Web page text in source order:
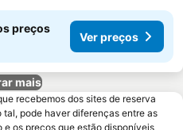
preços
Ver preços
mais
recebemos dos sites de reserva
tal, pode haver diferenças entre as
os preços que estão disponíveis